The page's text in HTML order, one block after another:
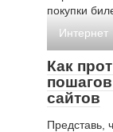
покупки
Интернет
Как
сайтов
Представь,